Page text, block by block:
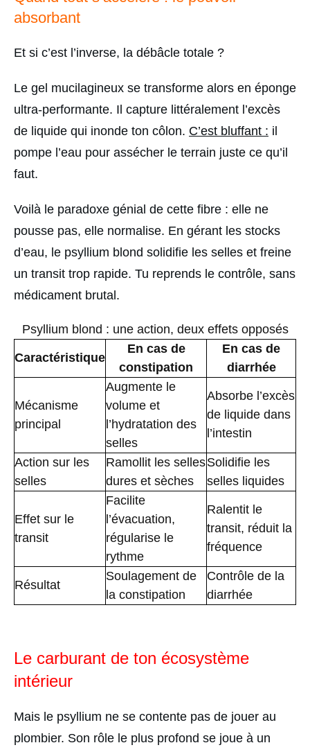
absorbant
Et si c’est l’inverse, la débâcle totale ?
Le gel mucilagineux se transforme alors en éponge
ultra-performante. Il capture littéralement l’excès
de liquide qui inonde ton côlon. C’est bluffant : il
pompe l’eau pour assécher le terrain juste ce qu’il
faut.
Voilà le paradoxe génial de cette fibre : elle ne
pousse pas, elle normalise. En gérant les stocks
d’eau, le psyllium blond solidifie les selles et freine
un transit trop rapide. Tu reprends le contrôle, sans
médicament brutal.
Psyllium blond : une action, deux effets opposés
Caractéristique
En cas de
constipation
En cas de
diarrhée
Mécanisme
principal
Augmente le
volume et
l’hydratation des
selles
Absorbe l’excès
de liquide dans
l’intestin
Action sur les
selles
Ramollit les selles
dures et sèches
Solidifie les
selles liquides
Effet sur le
transit
Facilite
l’évacuation,
régularise le
rythme
Ralentit le
transit, réduit la
fréquence
Résultat
Soulagement de
la constipation
Contrôle de la
diarrhée
Le carburant de ton écosystème
intérieur
Mais le psyllium ne se contente pas de jouer au
plombier. Son rôle le plus profond se joue à un